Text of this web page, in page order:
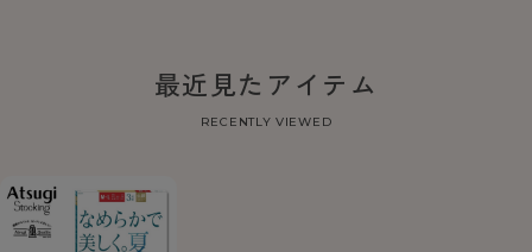
最近見たアイテム
RECENTLY VIEWED